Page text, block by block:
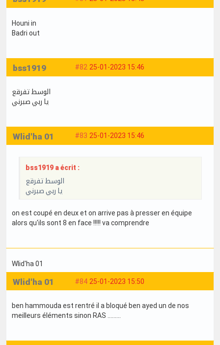
Houni in
Badri out
#82 25-01-2023 15:46
bss1919
الوسط تفرقع
يا ربي صبرني
#83 25-01-2023 15:46
Wlid'ha 01
bss1919 a écrit :
الوسط تفرقع
يا ربي صبرني
on est coupé en deux et on arrive pas à presser en équipe
alors qu'ils sont 8 en face !!!!! va comprendre
Wlid'ha 01
#84 25-01-2023 15:50
Wlid'ha 01
ben hammouda est rentré il a bloqué ben ayed un de nos
meilleurs éléments sinon RAS .........